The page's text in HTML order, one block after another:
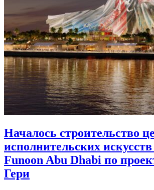
Началось строительство
исполнительских
Funoon Abu Dhabi по
Гери